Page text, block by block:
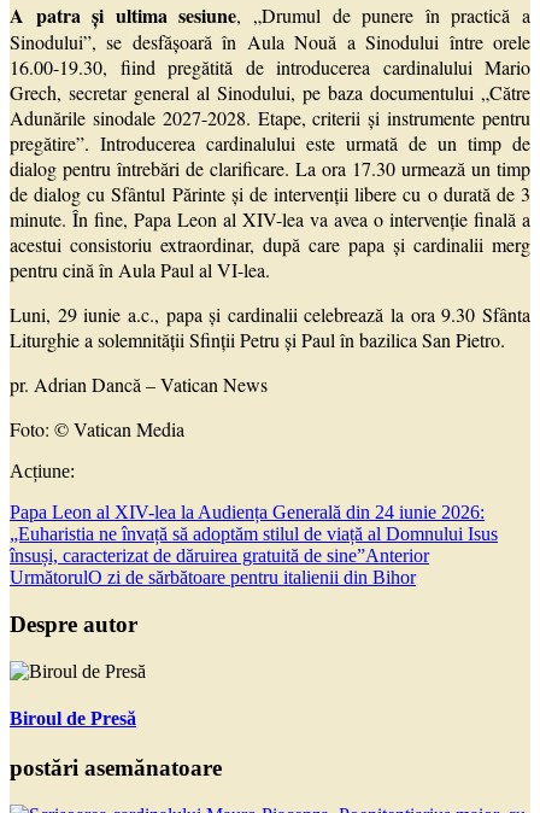
A patra și ultima sesiune, „Drumul de punere în practică a
Sinodului”, se desfășoară în Aula Nouă a Sinodului între orele
16.00-19.30, fiind pregătită de introducerea cardinalului Mario
Grech, secretar general al Sinodului, pe baza documentului „Către
Adunările sinodale 2027-2028. Etape, criterii și instrumente pentru
pregătire”. Introducerea cardinalului este urmată de un timp de
dialog pentru întrebări de clarificare. La ora 17.30 urmează un timp
de dialog cu Sfântul Părinte și de intervenții libere cu o durată de 3
minute. În fine, Papa Leon al XIV-lea va avea o intervenție finală a
acestui consistoriu extraordinar, după care papa și cardinalii merg
pentru cină în Aula Paul al VI-lea.
Luni, 29 iunie a.c., papa și cardinalii celebrează la ora 9.30 Sfânta
Liturghie a solemnității Sfinții Petru și Paul în bazilica San Pietro.
pr. Adrian Dancă – Vatican News
Foto: © Vatican Media
Acțiune:
Papa Leon al XIV-lea la Audiența Generală din 24 iunie 2026:
„Euharistia ne învață să adoptăm stilul de viață al Domnului Isus
însuși, caracterizat de dăruirea gratuită de sine”Anterior
UrmătorulO zi de sărbătoare pentru italienii din Bihor
Despre autor
Biroul de Presă
postări asemănatoare